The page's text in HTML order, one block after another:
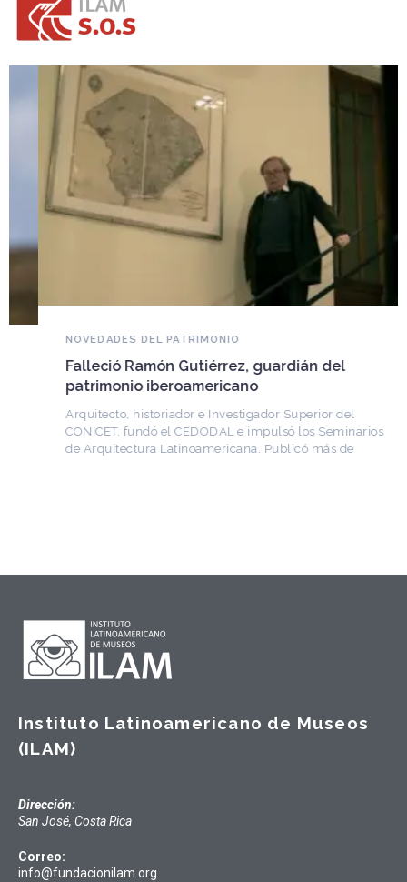
NOVEDADES DEL PATRIMONIO
Falleció Ramón Gutiérrez, guardián del
patrimonio iberoamericano
Arquitecto, historiador e Investigador Superior del
CONICET, fundó el CEDODAL e impulsó los Seminarios
de Arquitectura Latinoamericana. Publicó más de
Instituto Latinoamericano de Museos
(ILAM)
Dirección:
San José, Costa Rica
Correo:
info@fundacionilam.org